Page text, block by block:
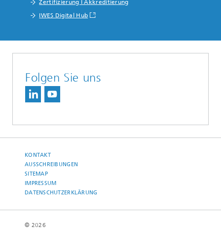
Zertifizierung I Akkreditierung
IWES Digital Hub
Folgen Sie uns
KONTAKT
AUSSCHREIBUNGEN
SITEMAP
IMPRESSUM
DATENSCHUTZERKLÄRUNG
© 2026